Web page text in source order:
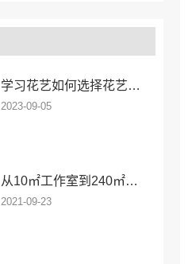
学习花艺如何选择花艺培训学校
2023-09-05
从10㎡工作室到240㎡网红花店，「野生花艺师」的逆袭之路
2021-09-23